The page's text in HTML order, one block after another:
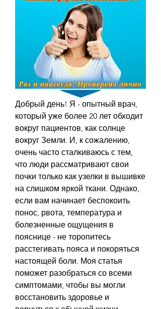
Добрый день! Я - опытный врач,
который уже более 20 лет обходит
вокруг пациентов, как солнце
вокруг Земли. И, к сожалению,
очень часто сталкиваюсь с тем,
что люди рассматривают свои
почки только как узелки в вышивке
на слишком яркой ткани. Однако,
если вам начинает беспокоить
понос, рвота, температура и
болезненные ощущения в
пояснице - не торопитесь
расстегивать пояса и покоряться
настоящей боли. Моя статья
поможет разобраться со всеми
симптомами, чтобы вы могли
восстановить здоровье и